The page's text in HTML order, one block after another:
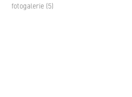
fotogalerie (5)